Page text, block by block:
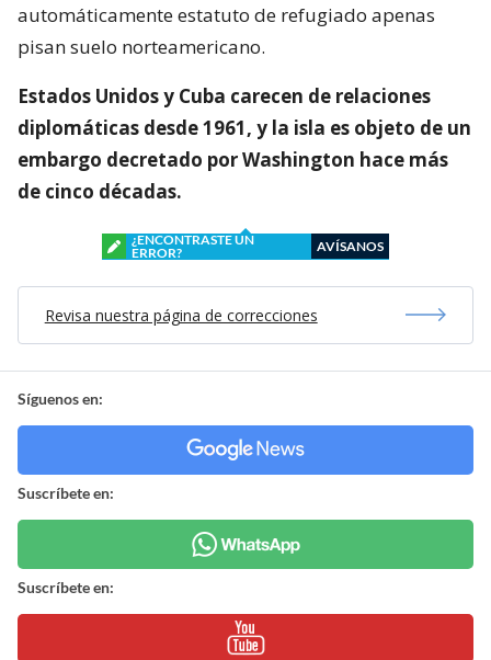
automáticamente estatuto de refugiado apenas
pisan suelo norteamericano.
Estados Unidos y Cuba carecen de relaciones
diplomáticas desde 1961, y la isla es objeto de un
embargo decretado por Washington hace más
de cinco décadas.
¿ENCONTRASTE UN
ERROR?
AVÍSANOS
Revisa nuestra página de correcciones
Síguenos en:
Suscríbete en:
Suscríbete en: